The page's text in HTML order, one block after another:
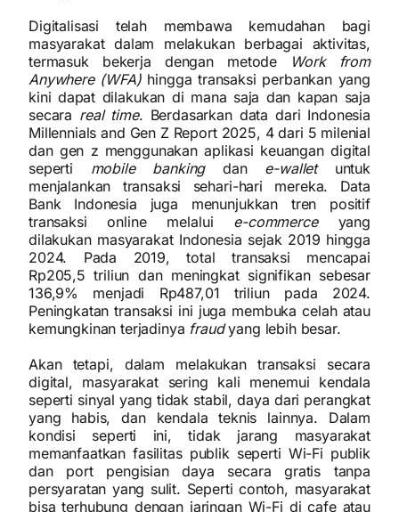
Digitalisasi telah membawa kemudahan bagi
masyarakat dalam melakukan berbagai aktivitas,
termasuk bekerja dengan metode
Work from
Anywhere (WFA)hingga transaksi perbankan yang
kini dapat dilakukan di mana saja dan kapan saja
secara real time. Berdasarkan data dari Indonesia
Millennials and Gen Z Report 2025, 4 dari 5 milenial
dan gen z menggunakan aplikasi keuangan digital
seperti mobile bankingdan e-walletuntuk
menjalankan transaksi sehari-hari mereka. Data
Bank Indonesia juga menunjukkan tren positif
transaksi online melalui e-commerceyang
dilakukan masyarakat Indonesia sejak 2019 hingga
2024. Pada 2019, total transaksi mencapai
Rp205,5 triliun dan meningkat signifikan sebesar
136,9% menjadi Rp487,01 triliun pada 2024.
Peningkatan transaksi ini juga membuka celah atau
kemungkinan terjadinya fraudyang lebih besar.
Akan tetapi, dalam melakukan transaksi secara
digital, masyarakat sering kali menemui kendala
seperti sinyal yang tidak stabil, daya dari perangkat
yang habis, dan kendala teknis lainnya. Dalam
kondisi seperti ini, tidak jarang masyarakat
memanfaatkan fasilitas publik seperti Wi-Fi publik
dan port pengisian daya secara gratis tanpa
persyaratan yang sulit. Seperti contoh, masyarakat
bisa terhubung dengan jaringan Wi-Fi di cafe atau